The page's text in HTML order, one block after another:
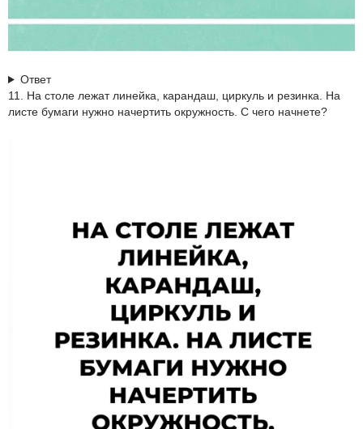
Ответ
11. На столе лежат линейка, карандаш, циркуль и резинка. На
листе бумаги нужно начертить окружность. С чего начнете?